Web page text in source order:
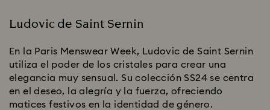
Ludovic de Saint Sernin
En la Paris Menswear Week, Ludovic de Saint Sernin
utiliza el poder de los cristales para crear una
elegancia muy sensual. Su colección SS24 se centra
en el deseo, la alegría y la fuerza, ofreciendo
matices festivos en la identidad de género.